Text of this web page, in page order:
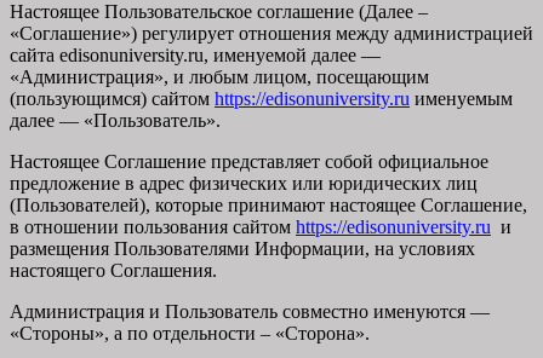
Настоящее Пользовательское соглашение (Далее –
«Соглашение») регулирует отношения между администрацией
сайта edisonuniversity.ru, именуемой далее —
«Администрация», и любым лицом, посещающим
(пользующимся) сайтом https://edisonuniversity.ru именуемым
далее — «Пользователь».
Настоящее Соглашение представляет собой официальное
предложение в адрес физических или юридических лиц
(Пользователей), которые принимают настоящее Соглашение,
в отношении пользования сайтом https://edisonuniversity.ru и
размещения Пользователями Информации, на условиях
настоящего Соглашения.
Администрация и Пользователь совместно именуются —
«Стороны», а по отдельности – «Сторона».